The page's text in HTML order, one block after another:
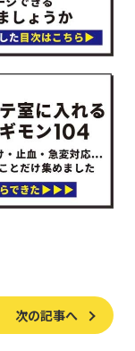
次の記事へ